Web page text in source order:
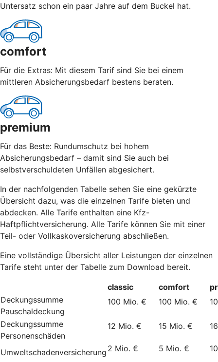
Untersatz schon ein paar Jahre auf dem Buckel hat.
comfort
Für die Extras: Mit diesem Tarif sind Sie bei einem
mittleren Absicherungsbedarf bestens beraten.
premium
Für das Beste: Rundumschutz bei hohem
Absicherungsbedarf – damit sind Sie auch bei
selbstverschuldeten Unfällen abgesichert.
In der nachfolgenden Tabelle sehen Sie eine gekürzte
Übersicht dazu, was die einzelnen Tarife bieten und
abdecken. Alle Tarife enthalten eine Kfz-
Haftpflichtversicherung. Alle Tarife können Sie mit einer
Teil- oder Vollkaskoversicherung abschließen.
Eine vollständige Übersicht aller Leistungen der einzelnen
Tarife steht unter der Tabelle zum Download bereit.
classic comfort
Deckungssumme
Pauschaldeckung
100 Mio. € 100 Mio. €
Deckungssumme
Personenschäden
12 Mio. € 15 Mio. €
Umweltschadenversicherung 2 Mio. € 5 Mio. €